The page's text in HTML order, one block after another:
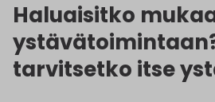
Haluaisitko
tarvitsetko itse